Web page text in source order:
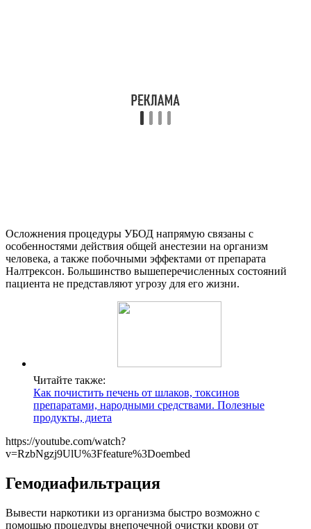
Осложнения процедуры УБОД напрямую связаны с
особенностями действия общей анестезии на организм
человека, а также побочными эффектами от препарата
Налтрексон. Большинство вышеперечисленных состояний
пациента не представляют угрозу для его жизни.
Читайте также:
Как почистить печень от шлаков, токсинов
препаратами, народными средствами. Полезные
продукты, диета
https://youtube.com/watch?
v=RzbNgzj9UlU%3Ffeature%3Doembed
Гемодиафильтрация
Вывести наркотики из организма быстро возможно с
помощью процедуры внепочечной очистки крови от